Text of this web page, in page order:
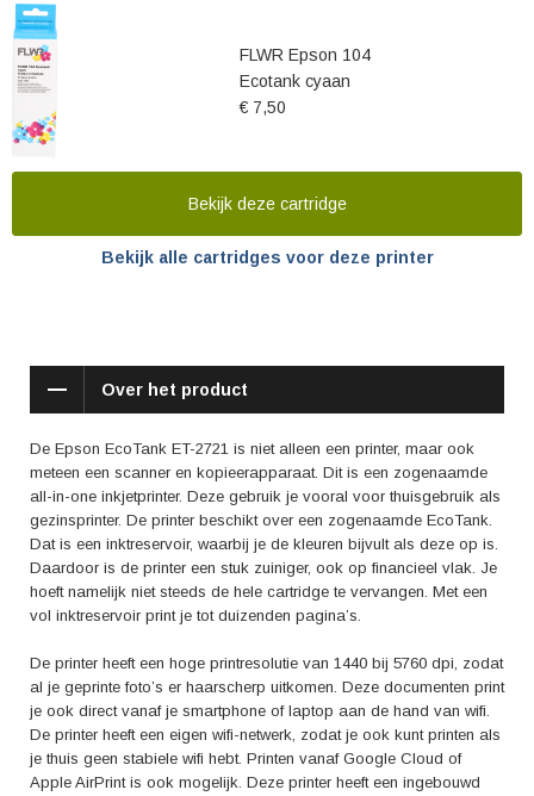
FLWR Epson 104
Ecotank cyaan
€ 7,50
Bekijk deze cartridge
Bekijk alle cartridges voor deze printer
Over het product
De Epson EcoTank ET-2721 is niet alleen een printer, maar ook
meteen een scanner en kopieerapparaat. Dit is een zogenaamde
all-in-one inkjetprinter. Deze gebruik je vooral voor thuisgebruik als
gezinsprinter. De printer beschikt over een zogenaamde EcoTank.
Dat is een inktreservoir, waarbij je de kleuren bijvult als deze op is.
Daardoor is de printer een stuk zuiniger, ook op financieel vlak. Je
hoeft namelijk niet steeds de hele cartridge te vervangen. Met een
vol inktreservoir print je tot duizenden pagina’s.
De printer heeft een hoge printresolutie van 1440 bij 5760 dpi, zodat
al je geprinte foto’s er haarscherp uitkomen. Deze documenten print
je ook direct vanaf je smartphone of laptop aan de hand van wifi.
De printer heeft een eigen wifi-netwerk, zodat je ook kunt printen als
je thuis geen stabiele wifi hebt. Printen vanaf Google Cloud of
Apple AirPrint is ook mogelijk. Deze printer heeft een ingebouwd